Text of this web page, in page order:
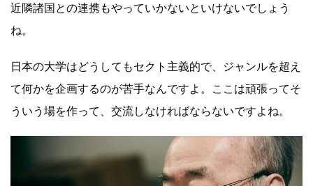
近隣諸国との連携もやっていかないといけないでしょう
ね。
日本の大学はどうしてもセクト主義的で、ジャンルを超え
て何かを企画するのが苦手なんですよ。ここは頑張ってそ
ういう場を作って、交流しなければならないですよね。